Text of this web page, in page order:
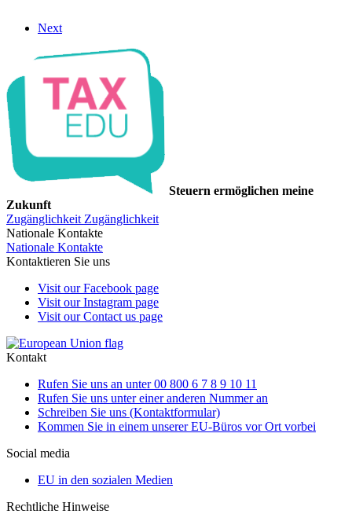
Next
Steuern ermöglichen meine
Zukunft
Zugänglichkeit Zugänglichkeit
Nationale Kontakte
Nationale Kontakte
Kontaktieren Sie uns
Visit our Facebook page
Visit our Instagram page
Visit our Contact us page
Kontakt
Rufen Sie uns an unter 00 800 6 7 8 9 10 11
Rufen Sie uns unter einer anderen Nummer an
Schreiben Sie uns (Kontaktformular)
Kommen Sie in einem unserer EU-Büros vor Ort vorbei
Social media
EU in den sozialen Medien
Rechtliche Hinweise